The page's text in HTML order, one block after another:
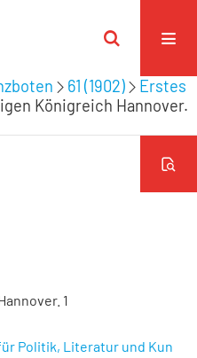
61 (1902)
Erstes
Königreich Hannover.
1
Politik, Literatur und Kun